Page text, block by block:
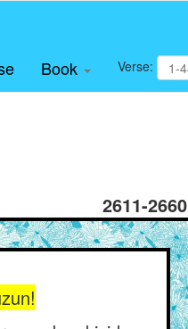
Book Verse:
2611-2660